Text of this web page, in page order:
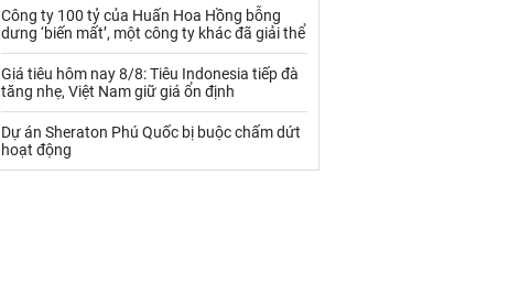
Vàng
VLXD khác Xăng dầu
Xi măng - Clynker
Công ty 100 tỷ của Huấn Hoa Hồng bỗng
dưng ‘biến mất’, một công ty khác đã giải thể
Giá tiêu hôm nay 8/8: Tiêu Indonesia tiếp đà
tăng nhẹ, Việt Nam giữ giá ổn định
Dự án Sheraton Phú Quốc bị buộc chấm dứt
hoạt động